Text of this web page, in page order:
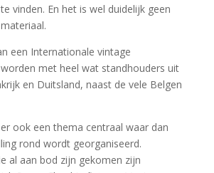
vinden. En het is wel duidelijk geen
een Internationale vintage
met heel wat standhouders uit
en Duitsland, naast de vele Belgen
ook een thema centraal waar dan
rond wordt georganiseerd.
al aan bod zijn gekomen zijn